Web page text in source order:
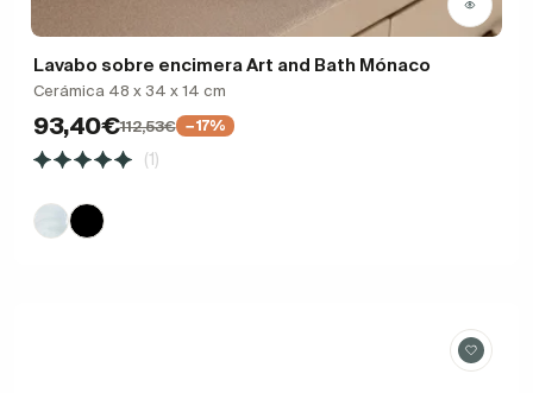
Lavabo sobre encimera Art and Bath Mónaco
Cerámica 48 x 34 x 14 cm
93,40€112,53€ −17%
(1)